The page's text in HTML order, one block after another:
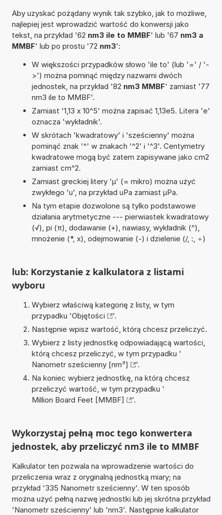
Aby uzyskać pożądany wynik tak szybko, jak to możliwe,
najlepiej jest wprowadzić wartość do konwersji jako
tekst, na przykład '62 nm3 ile to MMBF' lub '67 nm3 a
MMBF' lub po prostu '72 nm3':
W większości przypadków słowo 'ile to' (lub '=' / '-
>') można pominąć między nazwami dwóch
jednostek, na przykład '82 nm3 MMBF' zamiast '77
nm3 ile to MMBF'.
Zamiast '1,13 x 10^5' można zapisać 1,13e5. Litera 'e'
oznacza 'wykładnik'.
W skrótach 'kwadratowy' i 'sześcienny' można
pominąć znak '^' w znakach '^2' i '^3'. Centymetry
kwadratowe mogą być zatem zapisywane jako cm2
zamiast cm^2.
Zamiast greckiej litery 'µ' (= mikro) można użyć
zwykłego 'u', na przykład uPa zamiast µPa.
Na tym etapie dozwolone są tylko podstawowe
działania arytmetyczne --- pierwiastek kwadratowy
(√), pi (π), dodawanie (+), nawiasy, wykładnik (^),
mnożenie (*, x), odejmowanie (-) i dzielenie (/, :, ÷)
lub: Korzystanie z kalkulatora z listami
wyboru
Wybierz właściwą kategorię z listy, w tym
przypadku 'Objętości
'.
Następnie wpisz wartość, którą chcesz przeliczyć.
Wybierz z listy jednostkę odpowiadającą wartości,
którą chcesz przeliczyć, w tym przypadku '
Nanometr sześcienny [nm³]
'.
Na koniec wybierz jednostkę, na którą chcesz
przeliczyć wartość, w tym przypadku '
Million Board Feet [MMBF]
'.
Wykorzystaj pełną moc tego konwertera
jednostek, aby przeliczyć nm3 ile to MMBF
Kalkulator ten pozwala na wprowadzenie wartości do
przeliczenia wraz z oryginalną jednostką miary; na
przykład '335 Nanometr sześcienny'. W ten sposób
można użyć pełną nazwę jednostki lub jej skrótna przykład
'Nanometr sześcienny' lub 'nm3'. Następnie kalkulator